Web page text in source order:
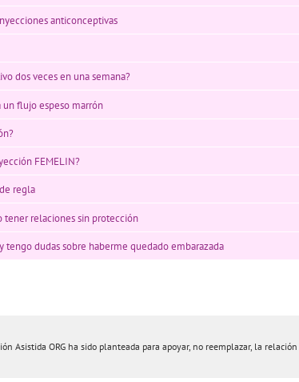
anticonceptivas
dos veces en una semana?
un flujo espeso marrón
FEMELIN?
regla
tener relaciones sin protección
dudas sobre haberme quedado embarazada
Asistida ORG ha sido planteada para apoyar, no reemplazar, la